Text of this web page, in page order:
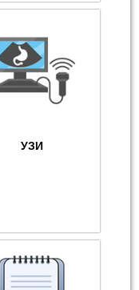
УЗИ